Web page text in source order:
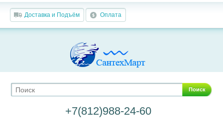
Доставка и Подъём Оплата
Поиск
+7(812)988-24-60